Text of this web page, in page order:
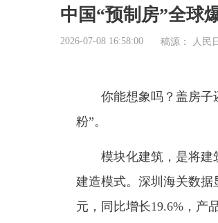
中国“预制房”全球
2026-07-08 16:58:00 稿源： 人民
你能想象吗？盖房子
粉”。
模块化建筑，是将建
建造模式。深圳海关数据
元，同比增长19.6%，产